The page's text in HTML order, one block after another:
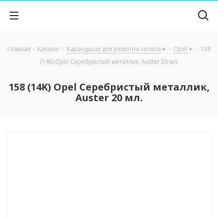
Главная - Каталог - Карандаши для ремонта сколов - Opel - 158
(14K) Opel Серебристый металлик, Auster 20 мл.
158 (14K) Opel Серебристый металлик,
Auster 20 мл.